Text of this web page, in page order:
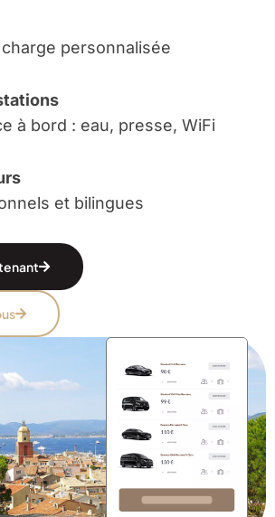
personnalisée
à bord : eau, presse, WiFi
et bilingues